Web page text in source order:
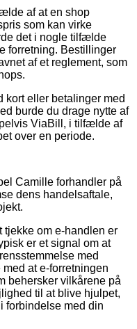
af at en shop
som kan virke
det i nogle tilfælde
forretning. Bestillinger
af et reglement, som
kort eller betalinger med
burde du drage nytte af
ViaBill, i tilfælde af
over en periode.
Camille forhandler på
dens handelsaftale,
om e-handlen er
er et signal om at
med
at e-forretningen
behersker vilkårene på
til at blive hjulpet,
forbindelse med din